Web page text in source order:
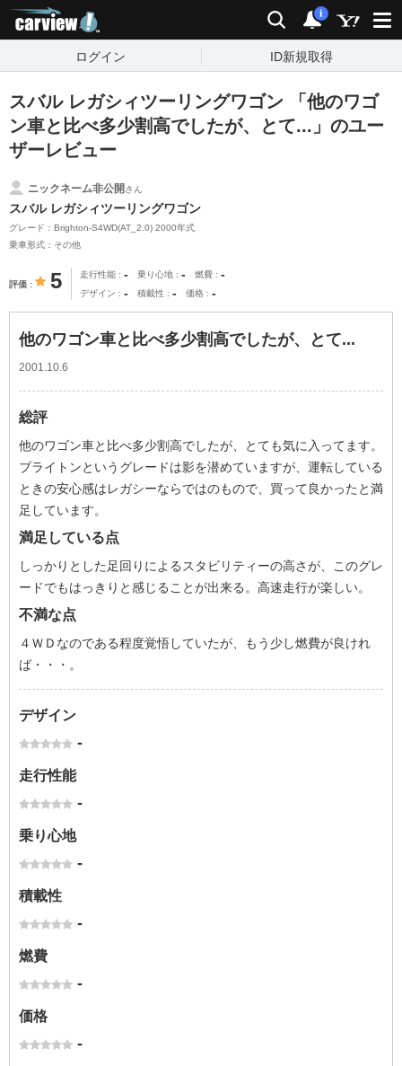
検索 通知
i
ログイン ID新規取得
スバル レガシィツーリングワゴン 「他のワゴ
ン車と比べ多少割高でしたが、とて...」のユー
ザーレビュー
ニックネーム非公開さん
スバル レガシィツーリングワゴン
グレード：Brighton-S4WD(AT_2.0) 2000年式
乗車形式：その他
評価 5 走行性能 - 乗り心地 - 燃費 -
デザイン - 積載性 - 価格 -
他のワゴン車と比べ多少割高でしたが、とて...
2001.10.6
総評
他のワゴン車と比べ多少割高でしたが、とても気に入ってます。
ブライトンというグレードは影を潜めていますが、運転している
ときの安心感はレガシーならではのもので、買って良かったと満
足しています。
満足している点
しっかりとした足回りによるスタビリティーの高さが、このグレ
ードでもはっきりと感じることが出来る。高速走行が楽しい。
不満な点
４ＷＤなのである程度覚悟していたが、もう少し燃費が良けれ
ば・・・。
デザイン
-
走行性能
-
乗り心地
-
積載性
-
燃費
-
価格
-